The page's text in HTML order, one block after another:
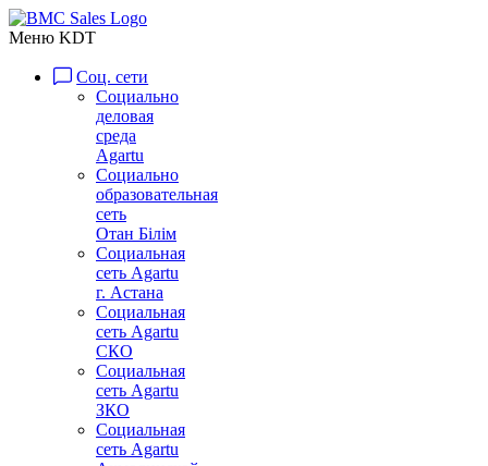
Меню KDT
Соц. сети
Социально
деловая
среда
Agartu
Социально
образовательная
сеть
Отан Бiлiм
Социальная
сеть Agartu
г. Астана
Социальная
сеть Agartu
СКО
Социальная
сеть Agartu
ЗКО
Социальная
сеть Agartu